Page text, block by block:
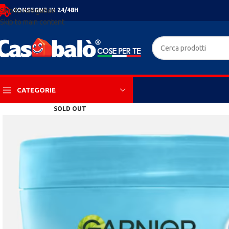
Skip to navigation
Skip to main content
CONSEGNE IN 24/48H
CATEGORIE
SOLD OUT